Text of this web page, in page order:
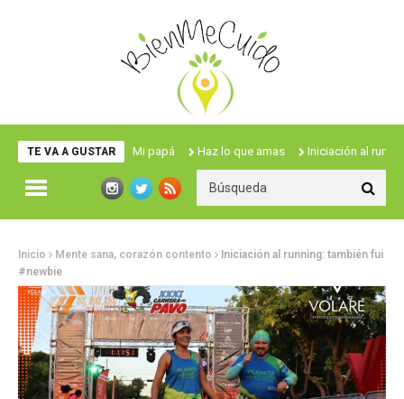
TE VA A GUSTAR Haz lo que amas Iniciación al running: también fui
Inicio Mente sana, corazón contento
Iniciación al running: también fui
#newbie